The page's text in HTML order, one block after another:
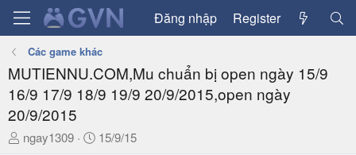
Đăng nhập Register
Các game khác
MUTIENNU.COM,Mu chuẩn bị open ngày 15/9
16/9 17/9 18/9 19/9 20/9/2015,open ngày
20/9/2015
T
ngay1309
N
15/9/15